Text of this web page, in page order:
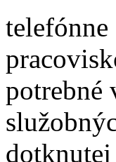
potrebné